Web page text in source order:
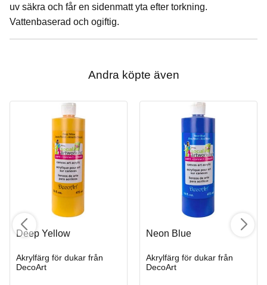
uv säkra och får en sidenmatt yta efter torkning.
Vattenbaserad och ogiftig.
Andra köpte även
Deep Yellow
Akrylfärg för dukar från
DecoArt
Neon Blue
Akrylfärg för dukar från
DecoArt